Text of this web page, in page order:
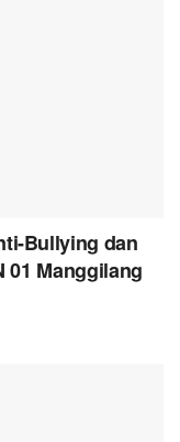
Bullying dan
01 Manggilang